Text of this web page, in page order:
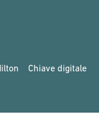
Chiave digitale